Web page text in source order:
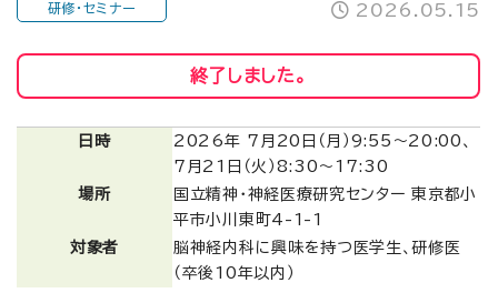
研修・セミナー 2026.05.15
終了しました。
日時
2026年 7月20日（月）9:55～20:00、
7月21日（火）8:30～17:30
場所
国立精神・神経医療研究センター 東京都小
平市小川東町4-1-1
対象者
脳神経内科に興味を持つ医学生、研修医
（卒後10年以内）